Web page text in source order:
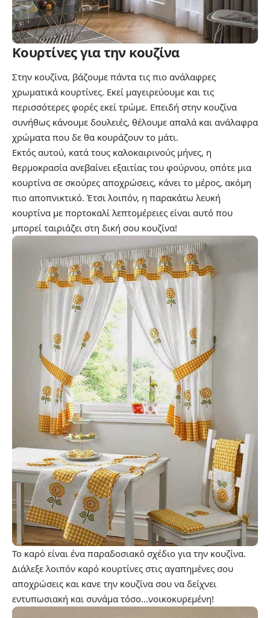
Κουρτίνες για την κουζίνα
Στην κουζίνα, βάζουμε πάντα τις πιο ανάλαφρες
χρωματικά κουρτίνες. Εκεί μαγειρεύουμε και τις
περισσότερες φορές εκεί τρώμε. Επειδή στην κουζίνα
συνήθως κάνουμε δουλειές, θέλουμε απαλά και ανάλαφρα
χρώματα που δε θα κουράζουν το μάτι.
Εκτός αυτού, κατά τους καλοκαιρινούς μήνες, η
θερμοκρασία ανεβαίνει εξαιτίας του φούρνου, οπότε μια
κουρτίνα σε σκούρες αποχρώσεις, κάνει το μέρος, ακόμη
πιο αποπνικτικό. Έτσι λοιπόν, η παρακάτω λευκή
κουρτίνα με πορτοκαλί λεπτομέρειες είναι αυτό που
μπορεί ταιριάζει στη δική σου κουζίνα!
Το καρό είναι ένα παραδοσιακό σχέδιο για την κουζίνα.
Διάλεξε λοιπόν καρό κουρτίνες στις αγαπημένες σου
αποχρώσεις και κανε την κουζίνα σου να δείχνει
εντυπωσιακή και συνάμα τόσο…νοικοκυρεμένη!